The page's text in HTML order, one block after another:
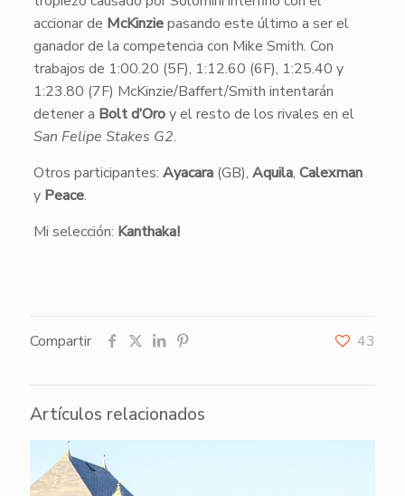
accionar de McKinziepasando este último a ser el
ganador de la competencia con Mike Smith. Con
trabajos de 1:00.20 (5F), 1:12.60 (6F), 1:25.40 y
1:23.80 (7F) McKinzie/Baffert/Smith intentarán
detener a Bolt d’Oroy el resto de los rivales en el
San Felipe Stakes G2.
Otros participantes: Ayacara(GB), Aquila, Calexman
y Peace.
Mi selección: Kanthaka!
Compartir 43
Artículos relacionados